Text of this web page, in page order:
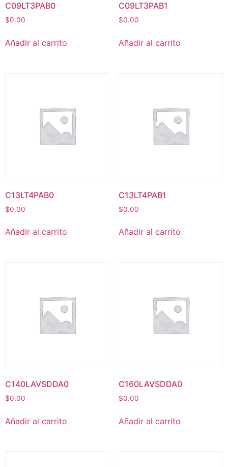
C09LT3PAB0
$0.00
Añadir al carrito
C09LT3PAB1
$0.00
Añadir al carrito
C13LT4PAB0
$0.00
Añadir al carrito
C13LT4PAB1
$0.00
Añadir al carrito
C140LAVSDDA0
$0.00
Añadir al carrito
C160LAVSDDA0
$0.00
Añadir al carrito